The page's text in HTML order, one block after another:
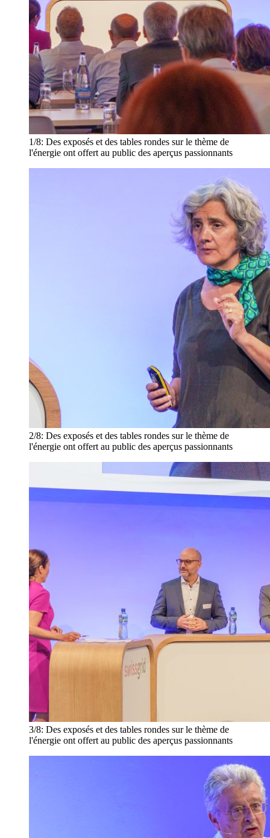
1/8: Des exposés et des tables rondes sur le thème de
l'énergie ont offert au public des aperçus passionnants
2/8: Des exposés et des tables rondes sur le thème de
l'énergie ont offert au public des aperçus passionnants
3/8: Des exposés et des tables rondes sur le thème de
l'énergie ont offert au public des aperçus passionnants